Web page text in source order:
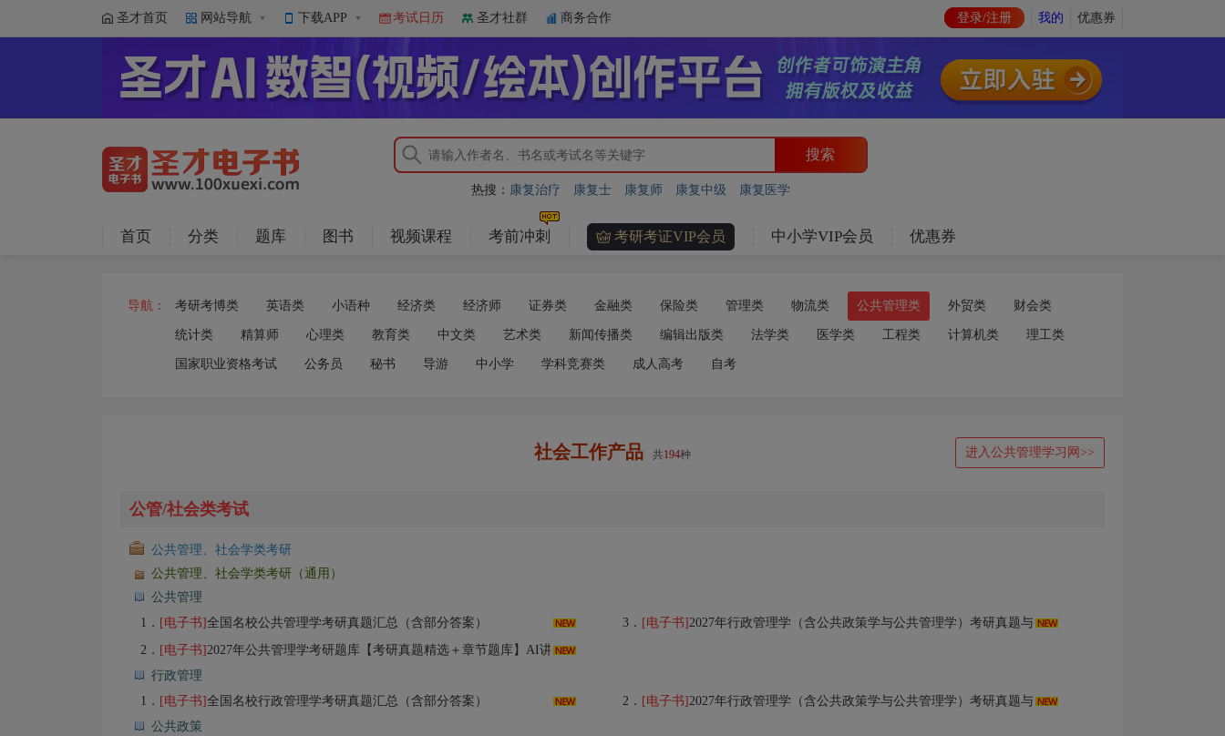
圣才首页 网站导航 下载APP 考试日历 圣才社群 商务合作 登录/注册 我的 优惠券
热搜： 康复治疗 康复士 康复师 康复中级 康复医学
首页 分类 题库 图书 视频课程 考前冲刺 考研考证VIP会员 中小学VIP会员 优惠券
导航： 考研考博类 英语类 小语种 经济类 经济师 证券类 金融类 保险类 管理类 物流类 公共管理类 外贸类 财会类
统计类 精算师 心理类 教育类 中文类 艺术类 新闻传播类 编辑出版类 法学类 医学类 工程类 计算机类 理工类
国家职业资格考试 公务员 秘书 导游 中小学 学科竞赛类 成人高考 自考
社会工作产品 共194种 进入公共管理学习网>>
公管/社会类考试
公共管理、社会学类考研
公共管理、社会学类考研（通用）
公共管理
1． [电子书]全国名校公共管理学考研真题汇总（含部分答案） 3． [电子书]2027年行政管理学（含公共政策学与公共管理学）考研真题与典型题AI讲解
2． [电子书]2027年公共管理学考研题库【考研真题精选＋章节题库】AI讲解
行政管理
1． [电子书]全国名校行政管理学考研真题汇总（含部分答案） 2． [电子书]2027年行政管理学（含公共政策学与公共管理学）考研真题与典型题AI讲解
公共政策